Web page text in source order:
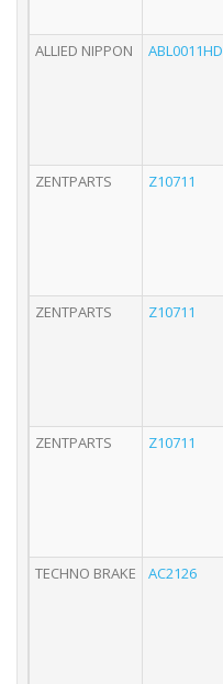
ALLIED NIPPON
ABL0011HD
ZENTPARTS
Z10711
ZENTPARTS
Z10711
ZENTPARTS
Z10711
TECHNO BRAKE
AC2126